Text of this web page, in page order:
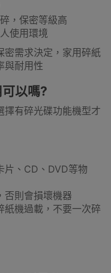
，保密等級高
使用環境
密需求決定，家用碎紙
與耐用性
以嗎?
擇有碎光碟功能機型才
片、CD、DVD等物
否則會損壞機器
紙機過載，不要一次碎